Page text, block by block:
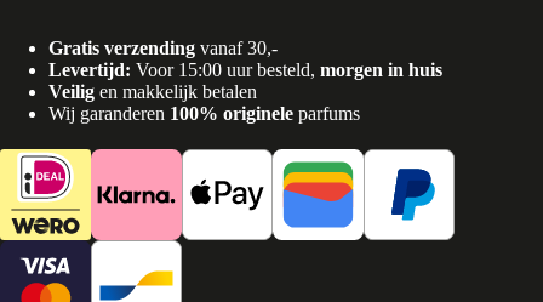
Gratis verzending vanaf 30,-
Levertijd: Voor 15:00 uur besteld, morgen in huis
Veilig en makkelijk betalen
Wij garanderen 100% originele parfums